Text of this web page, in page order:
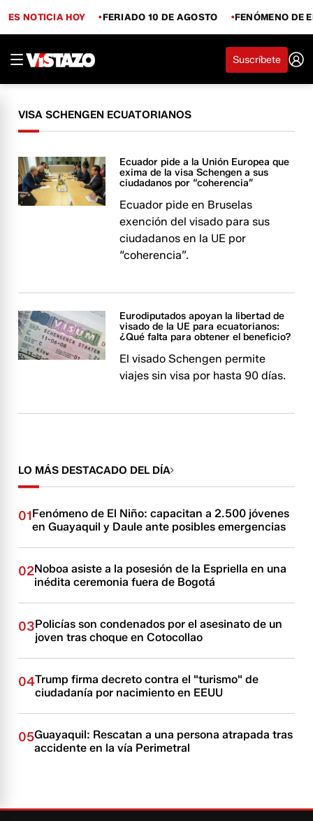
ES NOTICIA HOY FERIADO 10 DE AGOSTO FENÓMENO DE
Suscríbete
VISA SCHENGEN ECUATORIANOS
Ecuador pide a la Unión Europea que
exima de la visa Schengen a sus
ciudadanos por “coherencia”
Ecuador pide en Bruselas
exención del visado para sus
ciudadanos en la UE por
“coherencia”.
Eurodiputados apoyan la libertad de
visado de la UE para ecuatorianos:
¿Qué falta para obtener el beneficio?
El visado Schengen permite
viajes sin visa por hasta 90 días.
LO MÁS DESTACADO DEL DÍA
01Fenómeno de El Niño: capacitan a 2.500 jóvenes
en Guayaquil y Daule ante posibles emergencias
02Noboa asiste a la posesión de la Espriella en una
inédita ceremonia fuera de Bogotá
03Policías son condenados por el asesinato de un
joven tras choque en Cotocollao
04Trump firma decreto contra el "turismo" de
ciudadanía por nacimiento en EEUU
05Guayaquil: Rescatan a una persona atrapada tras
accidente en la vía Perimetral